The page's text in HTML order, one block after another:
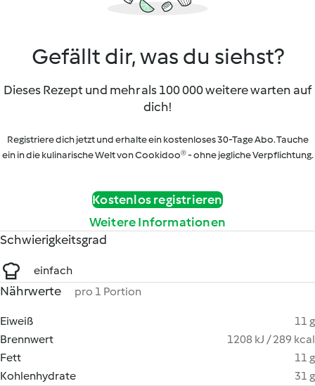
Gefällt dir, was du siehst?
Dieses Rezept und mehr als 100 000 weitere warten auf
dich!
Registriere dich jetzt und erhalte ein kostenloses 30-Tage Abo. Tauche
ein in die kulinarische Welt von Cookidoo® - ohne jegliche Verpflichtung.
Kostenlos registrieren
Weitere Informationen
Schwierigkeitsgrad
einfach
Nährwerte pro 1 Portion
Eiweiß
11 g
Brennwert
1208 kJ / 289 kcal
Fett
11 g
Kohlenhydrate
31 g